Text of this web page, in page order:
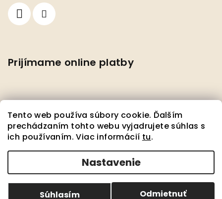
Tento web používa súbory cookie. Ďalším
prechádzaním tohto webu vyjadrujete súhlas s
ich používaním. Viac informácií tu.
Nastavenie
Odmietnuť
Súhlasím
Prijímame online platby
Facebook
Pedante s.r.o.. Všetky práva
Upraviť nastavenie cookies